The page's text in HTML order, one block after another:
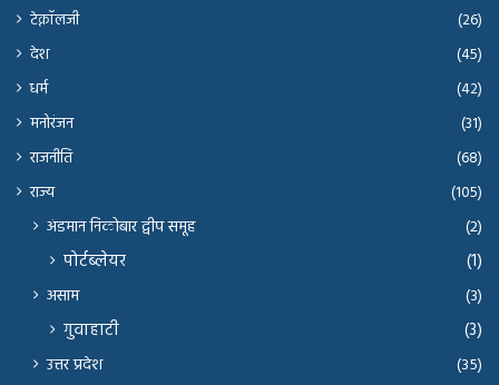
टेक्नॉलजी
(26)
देश
(45)
धर्म
(42)
मनोरंजन
(31)
राजनीति
(68)
राज्य
(105)
अंडमान निकोबार द्वीप समूह (2)
पोर्टब्लेयर (1)
असाम (3)
गुवाहाटी (3)
उत्तर प्रदेश
(35)